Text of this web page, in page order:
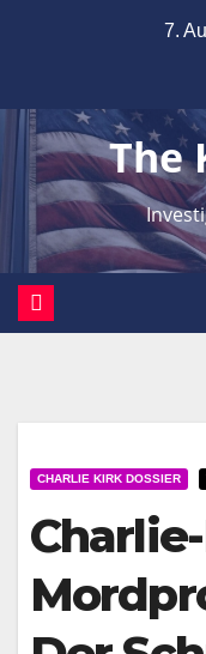
7.
The
CHARLIE KIRK DOSSIER